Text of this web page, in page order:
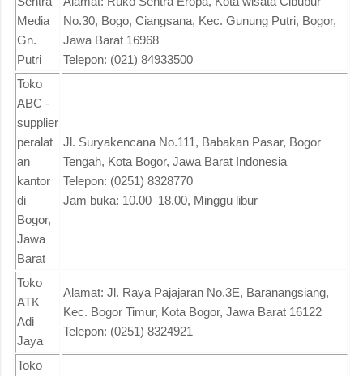
Media
Gn.
Putri
No.30, Bogo, Ciangsana, Kec. Gunung Putri, Bogor,
Jawa Barat 16968
Telepon: (021) 84933500
Toko
ABC -
supplier
peralat
an
kantor
di
Bogor,
Jawa
Barat
Jl. Suryakencana No.111, Babakan Pasar, Bogor
Tengah, Kota Bogor, Jawa Barat Indonesia
Telepon: (0251) 8328770
Jam buka: 10.00–18.00, Minggu libur
Toko
ATK
Adi
Jaya
Alamat: Jl. Raya Pajajaran No.3E, Baranangsiang,
Kec. Bogor Timur, Kota Bogor, Jawa Barat 16122
Telepon: (0251) 8324921
Toko